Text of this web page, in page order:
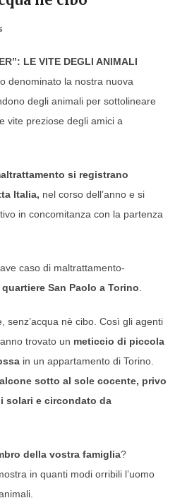
LE VITE DEGLI ANIMALI
denominato la nostra nuova
degli animali per sottolineare
vite preziose degli amici a
si registrano
Italia, nel corso dell’anno e si
in concomitanza con la partenza
caso di maltrattamento-
quartiere San Paolo a Torino.
senz’acqua nè cibo. Così gli agenti
trovato un meticcio di piccola
in un appartamento di Torino.
sotto al sole cocente, privo
solari e circondato da
della vostra famiglia?
in quanti modi orribili l’uomo